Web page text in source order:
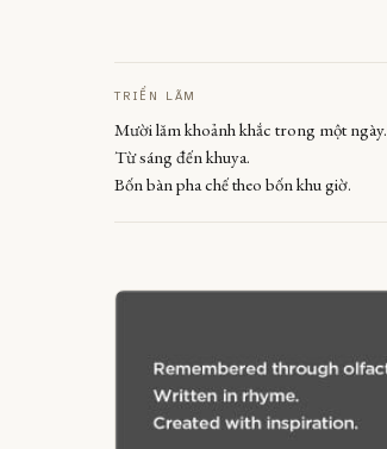
TRIỂN LÃM
Mười lăm khoảnh khắc trong một ngày.
Từ sáng đến khuya.
Bốn bàn pha chế theo bốn khu giờ.